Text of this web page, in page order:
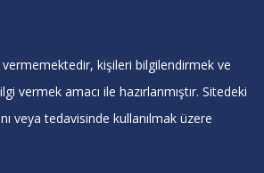
kişileri bilgilendirmek ve
vermek amacı ile hazırlanmıştır. Sitedeki
veya tedavisinde kullanılmak üzere